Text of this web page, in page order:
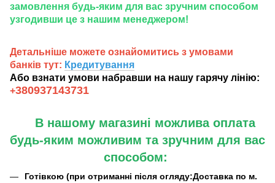
замовлення будь-яким для вас зручним способом
узгодивши це з нашим менеджером!
Детальніше можете ознайомитись з умовами
банків тут: Кредитування
Або взнати умови набравши на нашу гарячу лінію:
+380937143731
В нашому магазині можлива оплата
будь-яким можливим та зручним для вас
способом:
Готівкою (при отриманні після огляду:Доставка по м.